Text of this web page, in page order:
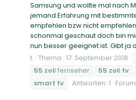
Samsung und wollte mal nach
jemand Erfahrung mit
empfehlen bzw nicht
schonmal geschaut doch bin
nun besser geeignet ist. Gibt ja
t. Thema 17. September 2018
55 zoll fernseher 55 zoll tv
smart tv Antworten: 1